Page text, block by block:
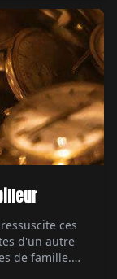
ces
d'un autre
de famille.